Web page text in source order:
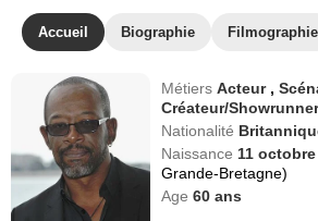
Accueil Biographie Filmographie
MétiersActeur ,
Créateur/
Nationalité
Naissance 11
Grande-Bretagne)
Age60 ans